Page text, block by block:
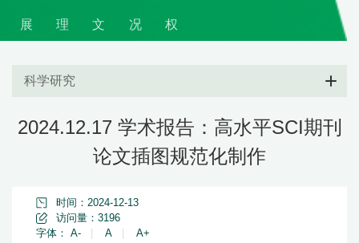
展 理 文 况 权
科学研究
2024.12.17 学术报告：高水平SCI期刊
论文插图规范化制作
时间：2024-12-13
访问量： 3196
字体： A- A A+